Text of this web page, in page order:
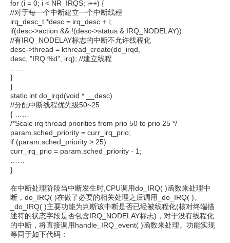
for (i = 0; i < NR_IRQS; i++) {
//对于每一个中断建立一个中断线程
irq_desc_t *desc = irq_desc + i;
if(desc->action && !(desc->status & IRQ_NODELAY))
//有IRQ_NODELAY标志的中断不允许线程化
desc->thread = kthread_create(do_irqd,
desc, "IRQ %d", irq); //建立线程
}
}
static int do_irqd(void * __desc)
//分配中断线程优先级50~25
{ ……
/*Scale irq thread priorities from prio 50 to prio 25 */
param.sched_priority = curr_irq_prio;
if (param.sched_priority > 25)
curr_irq_prio = param.sched_priority - 1;
}
在中断处理阶段当中断发生时,CPU调用do_IRQ( )函数来处理中
断，do_IRQ( )在做了必要的相关处理之后调用_do_IRQ( )。
_do_IRQ( )主要功能为判断该中断是否已经被线程化(核对终端描
述符的状态字段是否包含IRQ_NODELAY标志)，对于没有线程化
的中断，将直接调用handle_IRQ_event( )函数来处理。功能实现
等同于如下代码：